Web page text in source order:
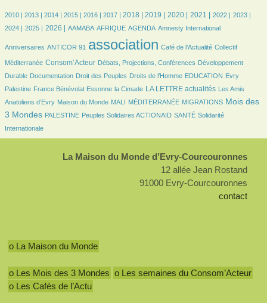
7/2574
2010 |
7/25742013 |
196/2574 2014 |
371/2574 2015 |
454/2574 2016 |
499/2574 2017 |
694/2574 2018 |
698/2574 2019 |
651/2574 2020 |
652/2574 2021 |
527/2574 2022 |
485/2574 2023 |
503/2574
2024 |
467/2574
2025 |
679/2574 2026 |
80/2574 AAMABA
173/2574 AFRIQUE
497/2574 AGENDA
7/2574 Amnesty International
30/2574
Anniversaires ANTICOR 91 association Café de l’Actualité Collectif
Méditerranée
721/2574 Consom’Acteur
149/2574 Débats, Projections, Conférences
157/2574
Développement
Durable
60/2574Documentation
30/2574 Droit des Peuples
166/2574 Droits de l’Homme
35/2574 EDUCATION
7/2574
Evry
Palestine
106/2574France Bénévolat Essonne
34/2574 la Cimade
838/2574 LA LETTRE actualités
28/2574
Les Amis
Anatoliens d’Evry
86/2574 Maison du Monde
21/2574 MALI
8/2574 MÉDITERRANÉE
142/2574 MIGRATIONS
1047/2574
Mois des
3 Mondes
95/2574 PALESTINE
104/2574 Peuples Solidaires ACTIONAID
97/2574 SANTÉ
238/2574
Solidarité
Internationale
La Maison du Monde d’Evry-Courcouronnes
12 allée Jean Rostand
91000 Evry-Courcouronnes
contact
o La Maison du Monde
o Les Mois des 3 Mondes o Les semaines du Consom’Acteur
o Les Cafés de l’Actu